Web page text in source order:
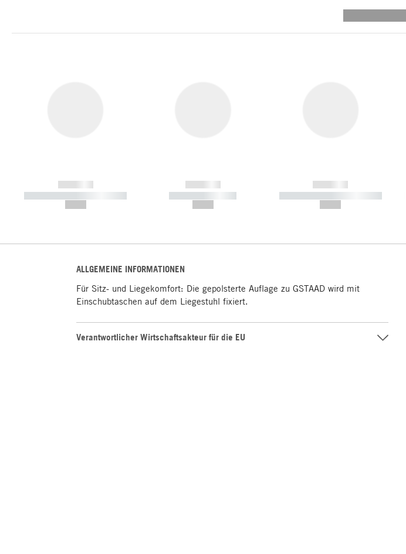
------------
----------- ----------- -----------
------------
----------- -----------
------------
----------- ----------- -----------
ALLGEMEINE INFORMATIONEN
Für Sitz- und Liegekomfort: Die gepolsterte Auflage zu GSTAAD wird mit
Einschubtaschen auf dem Liegestuhl fixiert.
Verantwortlicher Wirtschaftsakteur für die EU